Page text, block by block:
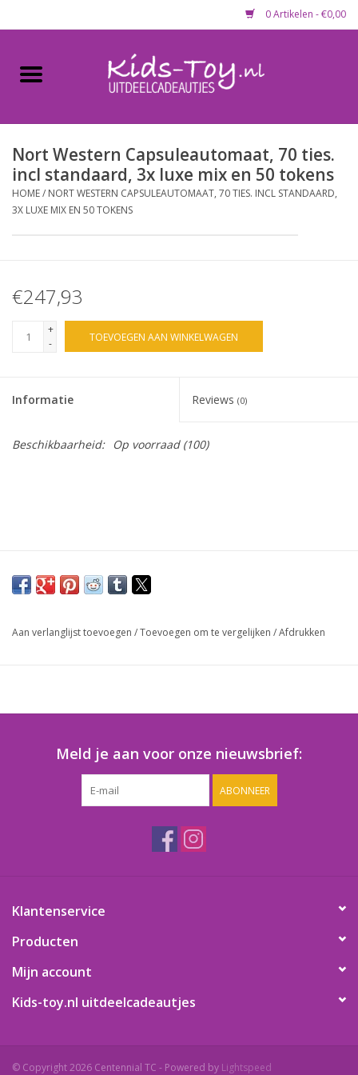
0 Artikelen - €0,00
Home
Gevulde capsules & mixen
Uitdeelcadeautjes
Lege capsules
Gevulde capsules & mixen
Nort Western Capsuleautomaat, 70 ties.
incl standaard, 3x luxe mix en 50 tokens
HOME/ NORT WESTERN CAPSULEAUTOMAAT, 70 TIES. INCL STANDAARD,
3X LUXE MIX EN 50 TOKENS
€247,93
+
-
TOEVOEGEN AAN WINKELWAGEN
Informatie Reviews (0)
Beschikbaarheid: Op voorraad(100)
Aan verlanglijst toevoegen /Toevoegen om te vergelijken /Afdrukken
Meld je aan voor onze nieuwsbrief:
ABONNEER
Klantenservice
Producten
Mijn account
Kids-toy.nl uitdeelcadeautjes
© Copyright 2026 Centennial TC - Powered by Lightspeed